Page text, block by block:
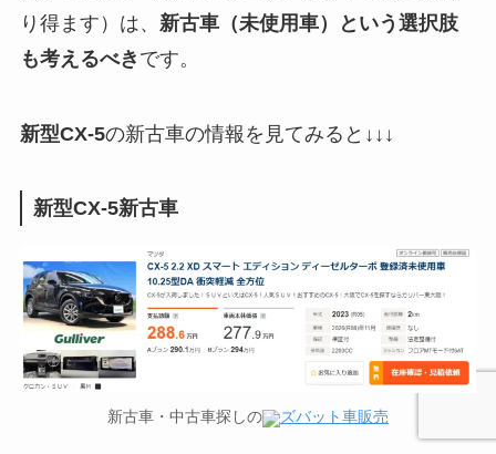
り得ます）は、 新古車（未使用車）という選択肢
も考えるべき です。
新型CX-5の新古車の情報を見てみると↓↓↓
新型CX-5新古車
新古車・中古車探しの ズバット車販売